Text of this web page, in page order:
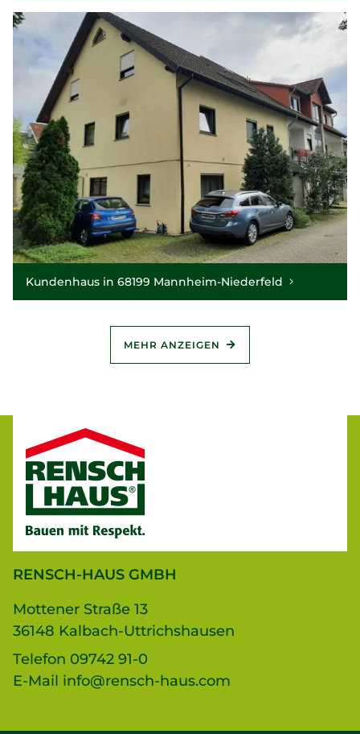
Kundenhaus in 68199 Mannheim-Niederfeld
MEHR ANZEIGEN
RENSCH-HAUS GMBH
Mottener Straße 13
36148 Kalbach-Uttrichshausen
Telefon 09742 91-0
E-Mail info@rensch-haus.com